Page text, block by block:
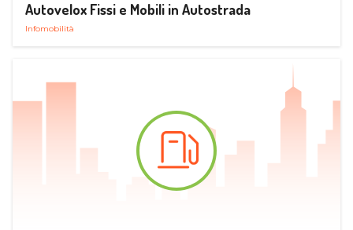
Autovelox Fissi e Mobili in Autostrada
Infomobilità